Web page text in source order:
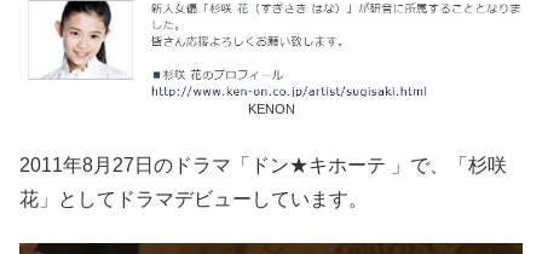
KENON
2011年8月27日のドラマ「ドン★キホーテ 」で、「杉咲
花」としてドラマデビューしています。